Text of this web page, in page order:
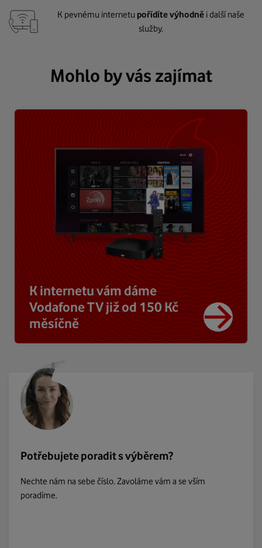
K pevnému internetu pořídíte výhodně i další naše
služby.
Mohlo by vás zajímat
K internetu vám dáme
Vodafone TV již od 150 Kč
měsíčně
Potřebujete poradit s výběrem?
Nechte nám na sebe číslo. Zavoláme vám a se vším
poradíme.